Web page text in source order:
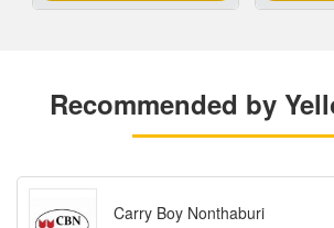
Recommended by
Carry Boy Nonthaburi